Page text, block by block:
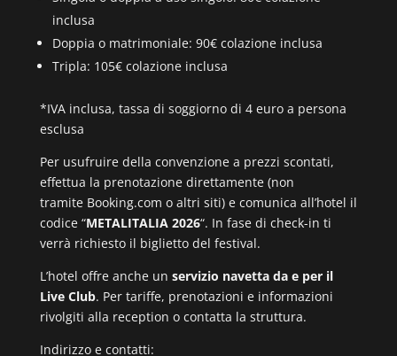
inclusa
Doppia o matrimoniale: 90€ colazione inclusa
Tripla: 105€ colazione inclusa
*IVA inclusa, tassa di soggiorno di 4 euro a persona
esclusa
Per usufruire della convenzione a prezzi scontati,
effettua la prenotazione direttamente (non
tramite Booking.com o altri siti) e comunica all’hotel il
codice “METALITALIA 2026“. In fase di check-in ti
verrà richiesto il biglietto del festival.
L’hotel offre anche un servizio navetta da e per il
Live Club. Per tariffe, prenotazioni e informazioni
rivolgiti alla reception o contatta la struttura.
Indirizzo e contatti: